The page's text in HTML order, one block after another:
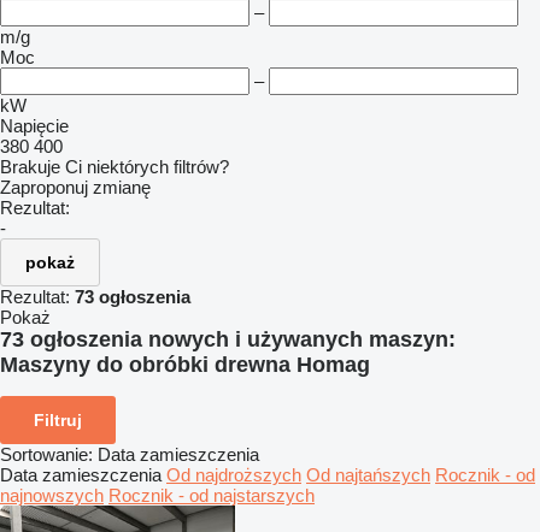
–
m/g
Moc
–
kW
Napięcie
380 400
Brakuje Ci niektórych filtrów?
Zaproponuj zmianę
Rezultat:
-
pokaż
Rezultat: 73 ogłoszenia
Pokaż
73 ogłoszenia nowych i używanych maszyn:
Maszyny do obróbki drewna Homag
Filtruj
Sortowanie: Data zamieszczenia
Data zamieszczenia Od najdroższych Od najtańszych Rocznik - od
najnowszych Rocznik - od najstarszych